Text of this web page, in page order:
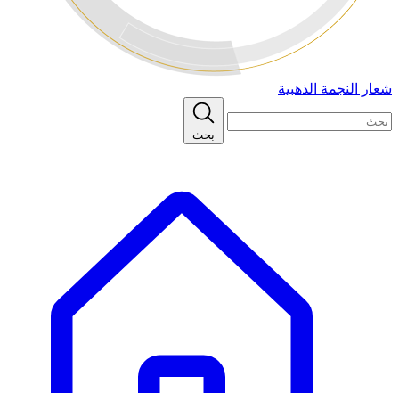
شعار النجمة الذهبية
بحث